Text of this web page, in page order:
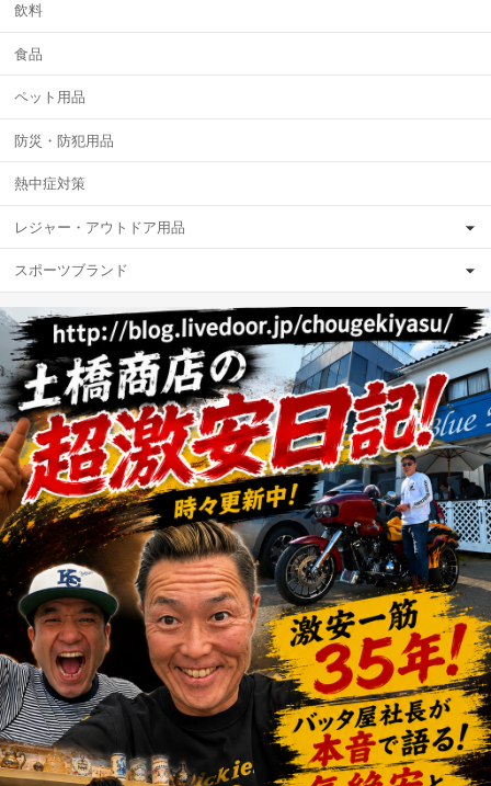
飲料
食品
ペット用品
防災・防犯用品
熱中症対策
レジャー・アウトドア用品
スポーツブランド